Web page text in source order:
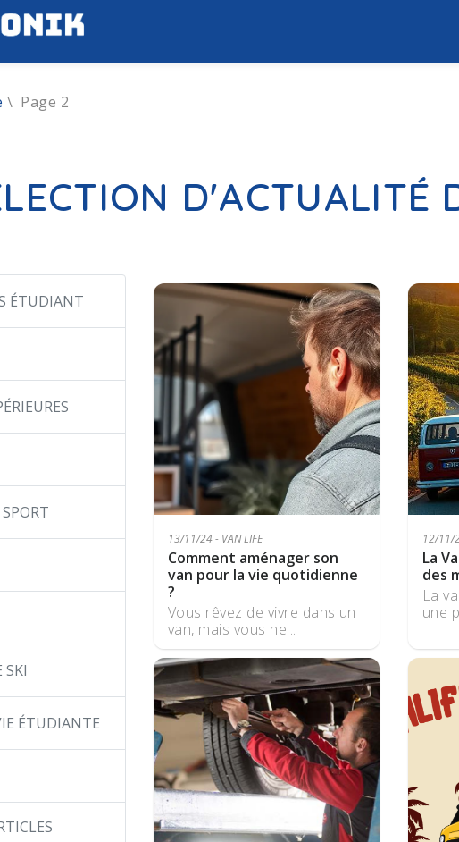
\ Page 2
D'ACTUALITÉ
ÉTUDIANT
SKI
ÉTUDIANTE
13/11/24 - VAN LIFE
Comment aménager son
van pour la vie quotidienne
?
Vous rêvez de vivre dans un
van, mais vous ne...
12/11/
La
des
La
une